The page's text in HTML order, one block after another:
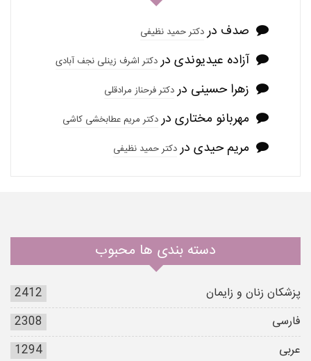
صدف دردکتر حمید نظیفی
آزاده عیدیوندی دردکتر اشرف زینلی نجف آبادی
زهرا حسینی دردکتر فرحناز مرادقلی
مهربانو مختاری دردکتر مریم عطابخشی کاشی
مریم حیدی دردکتر حمید نظیفی
دسته بندی ها محبوب
پزشکان زنان و زایمان
2412
فارسی
2308
عربی
1294